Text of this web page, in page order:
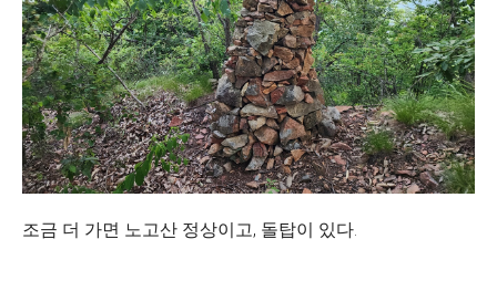
조금 더 가면 노고산 정상이고, 돌탑이 있다.